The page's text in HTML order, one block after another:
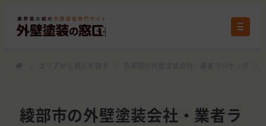
綾部市の外壁塗装会社・業者ラ